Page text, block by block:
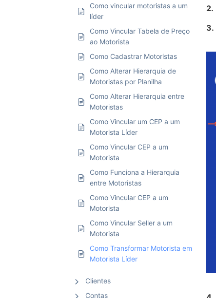
Como vincular motoristas a um
líder
Como Vincular Tabela de Preço
ao Motorista
Como Cadastrar Motoristas
Como Alterar Hierarquia de
Motoristas por Planilha
Como Alterar Hierarquia entre
Motoristas
Como Vincular um CEP a um
Motorista Líder
Como Vincular CEP a um
Motorista
Como Funciona a Hierarquia
entre Motoristas
Como Vincular CEP a um
Motorista
Como Vincular Seller a um
Motorista
Como Transformar Motorista em
Motorista Líder
Clientes
Contas
2.
3.